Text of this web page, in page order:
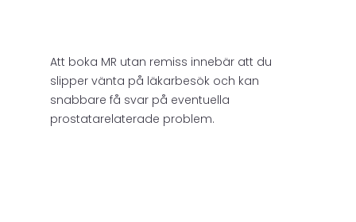
Att boka MR utan remiss innebär att du
slipper vänta på läkarbesök och kan
snabbare få svar på eventuella
prostatarelaterade problem.